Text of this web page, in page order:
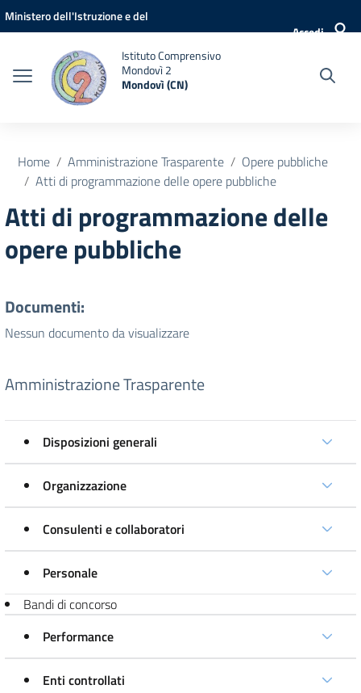
Vai ai contenuti
Vai al menu di navigazione
Vai al footer
Ministero dell'Istruzione e del
Accedi
Istituto Comprensivo
Mondovì 2
Mondovì (CN)
Home Amministrazione Trasparente
Opere pubbliche
Atti di programmazione delle opere pubbliche
Atti di programmazione delle
opere pubbliche
Documenti:
Nessun documento da visualizzare
Amministrazione Trasparente
Disposizioni generali
Organizzazione
Consulenti e collaboratori
Personale
Bandi di concorso
Performance
Enti controllati